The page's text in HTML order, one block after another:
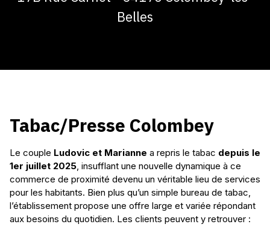
Tabac/Presse Colombey
Ludovic et Marianne
depuis le
1er juillet 2025